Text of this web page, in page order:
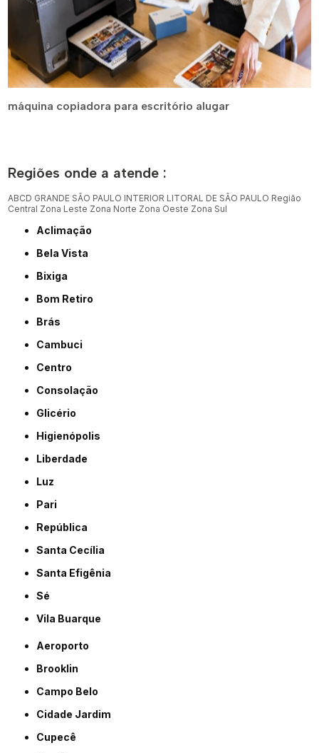
máquina copiadora para escritório alugar
Regiões onde a atende :
ABCD GRANDE SÃO PAULO INTERIOR LITORAL DE SÃO PAULO Região
Central Zona Leste Zona Norte Zona Oeste Zona Sul
Aclimação
Bela Vista
Bixiga
Bom Retiro
Brás
Cambuci
Centro
Consolação
Glicério
Higienópolis
Liberdade
Luz
Pari
República
Santa Cecília
Santa Efigênia
Sé
Vila Buarque
Aeroporto
Brooklin
Campo Belo
Cidade Jardim
Cupecê